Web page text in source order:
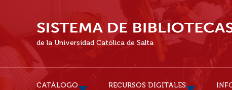
de la Universidad Católica de Salta
CATÁLOGO RECURSOS DIGITALES